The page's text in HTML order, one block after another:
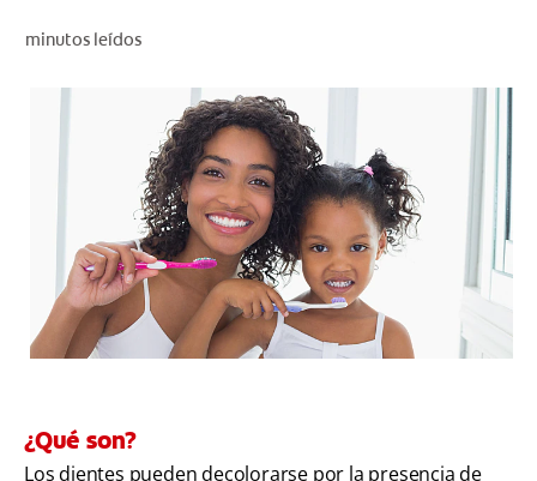
PROMOCIONES
SUSCRÍBASE
minutos leídos
¿Qué son?
Los dientes pueden decolorarse por la presencia de